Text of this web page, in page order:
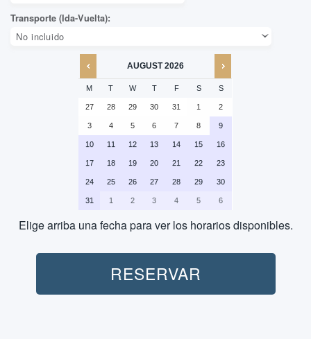
Quad (1H):
AUGUST 2026
M T W T F S S
27 28 29 30 31 1 2
3 4 5 6 7 8 9
10 11 12 13 14 15 16
17 18 19 20 21 22 23
24 25 26 27 28 29 30
31 1 2 3 4 5 6
Elige arriba una fecha para ver los horarios disponibles.
RESERVAR